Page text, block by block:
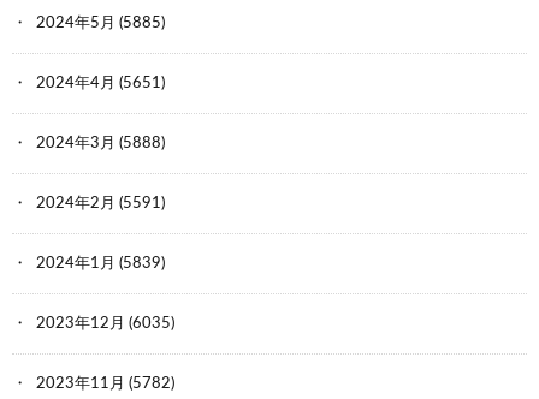
2024年5月 (5885)
2024年4月 (5651)
2024年3月 (5888)
2024年2月 (5591)
2024年1月 (5839)
2023年12月 (6035)
2023年11月 (5782)